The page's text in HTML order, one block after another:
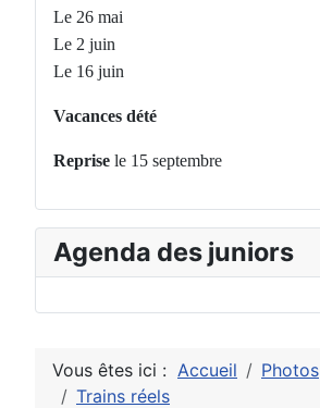
Le 26 mai
Le 2 juin
Le 16 juin
Vacances dété
Reprise le 15 septembre
Agenda des juniors
Vous êtes ici : Accueil
Photos
Trains réels